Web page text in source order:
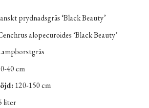
prydnadsgräs ‘Black Beauty’
alopecuroides ‘Black Beauty’
40 cm
120-150 cm
liter